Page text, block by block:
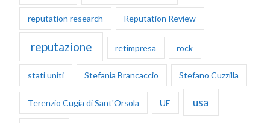
reputation research Reputation Review
reputazione retimpresa rock
stati uniti Stefania Brancaccio Stefano Cuzzilla
Terenzio Cugia di Sant'Orsola UE usa